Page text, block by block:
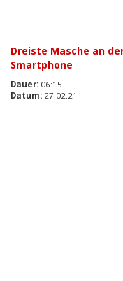
Dreiste Masche an
Smartphone
Dauer: 06:15
Datum: 27.02.21